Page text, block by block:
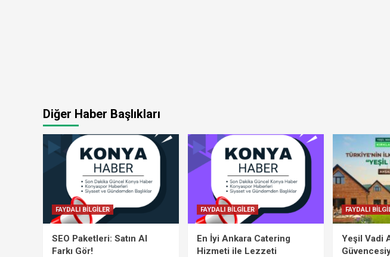
Diğer Haber Başlıkları
FAYDALI BİLGİLER
SEO Paketleri: Satın Al
Farkı Gör!
FAYDALI BİLGİLER
En İyi Ankara Catering
Hizmeti ile Lezzeti
FAYDALI
Yeşil Vadi